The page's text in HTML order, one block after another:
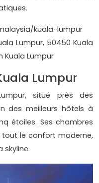
kuala-lumpur
Lumpur, 50450 Kuala
Kuala Lumpur
Lumpur
situé près des
des meilleurs hôtels à
étoiles. Ses chambres
le confort moderne,
skyline.